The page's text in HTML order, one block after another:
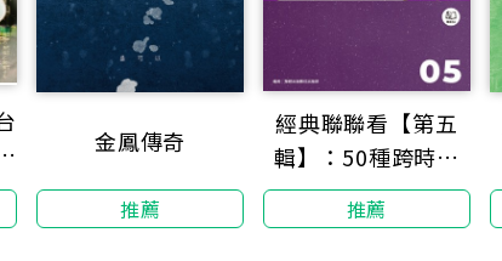
金鳳傳奇
推薦
經典聯聯看【第五
輯】：50種跨時代
經典名家導讀
推薦